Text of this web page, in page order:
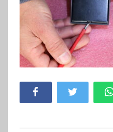
Facebook Twitter